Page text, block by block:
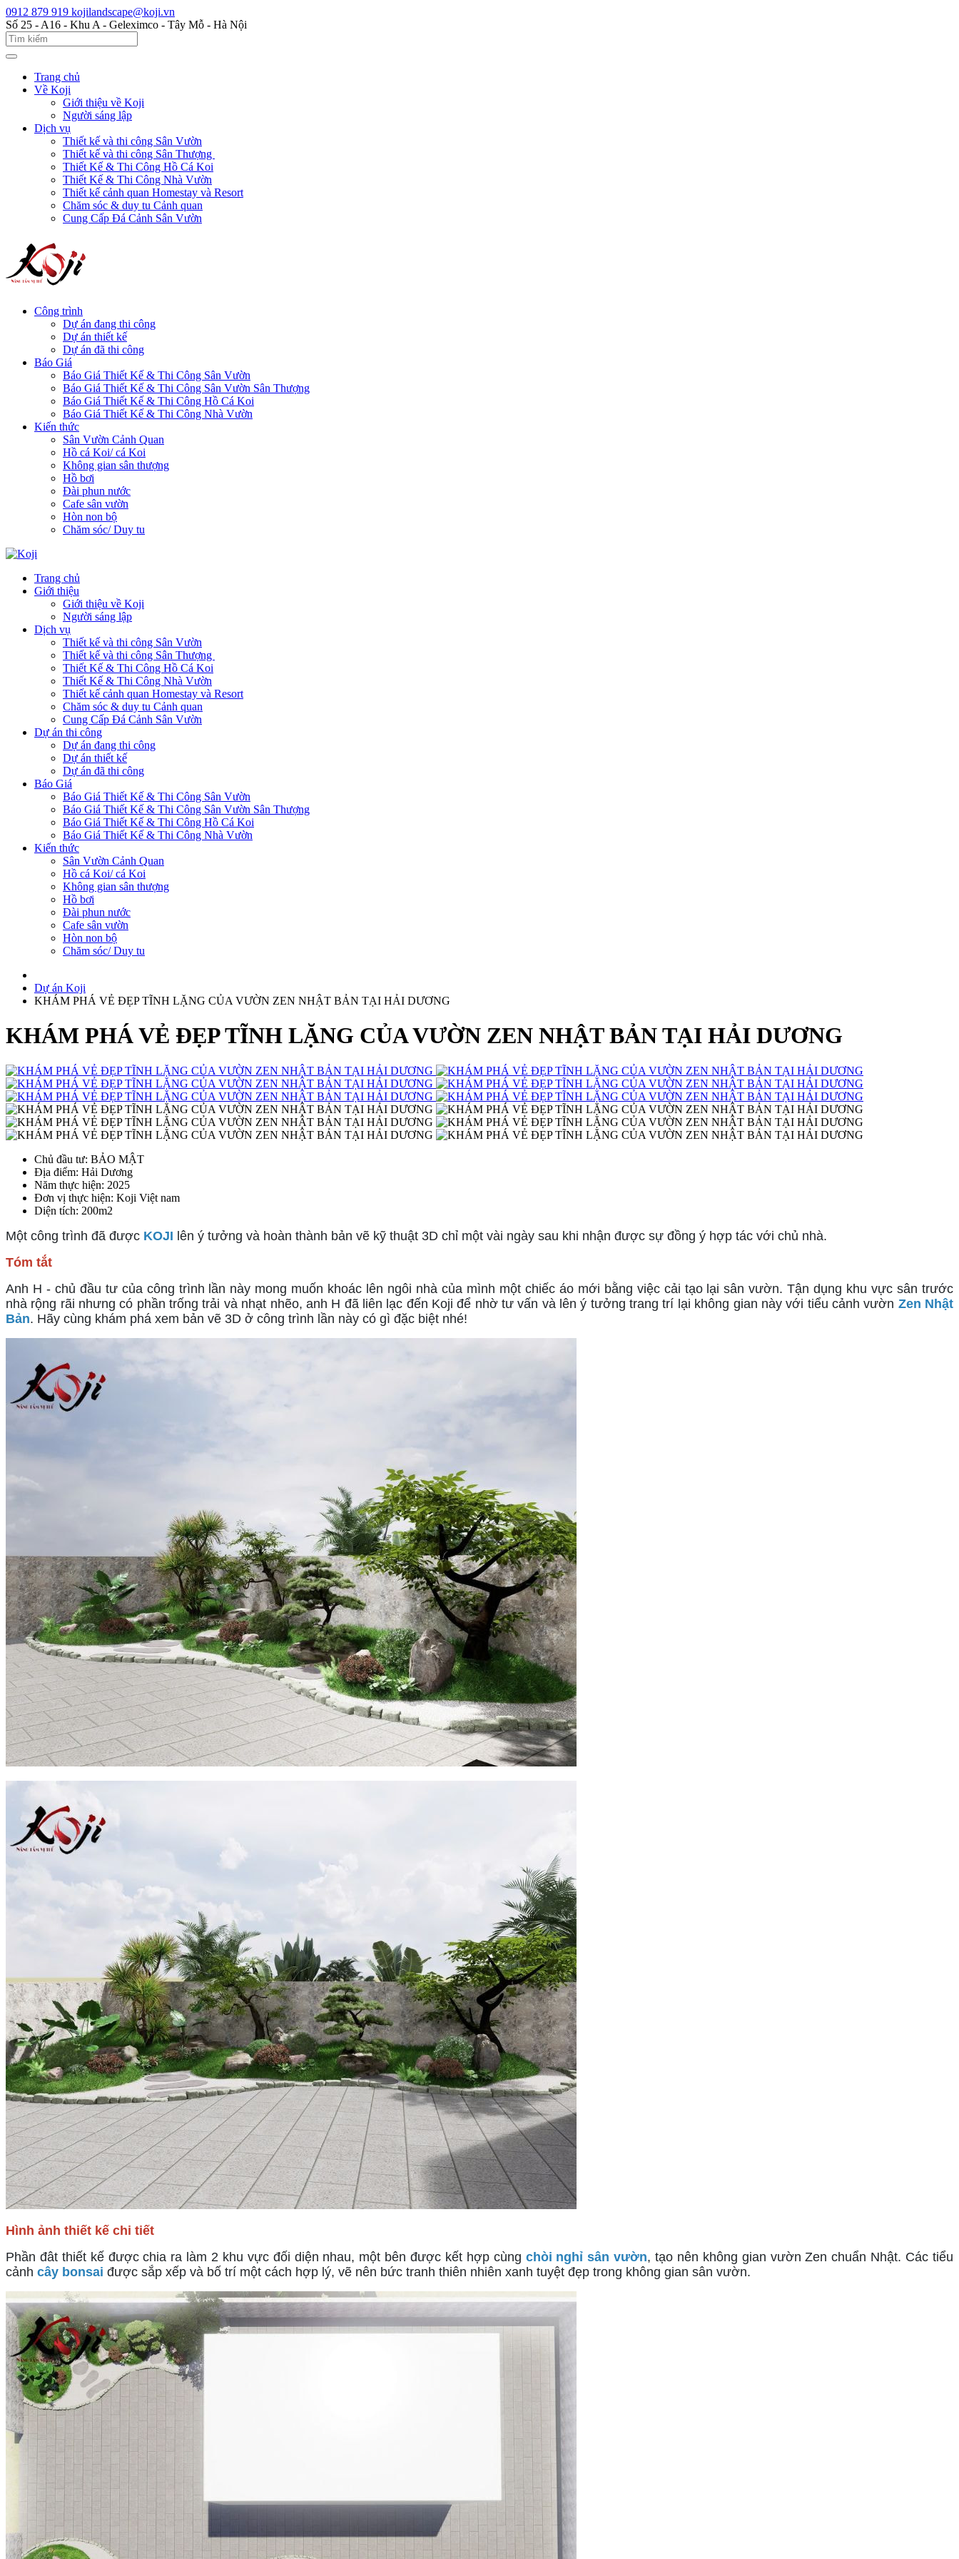
0912 879 919 kojilandscape@koji.vn
Số 25 - A16 - Khu A - Geleximco - Tây Mỗ - Hà Nội
Trang chủ
Về Koji
Giới thiệu về Koji
Người sáng lập
Dịch vụ
Thiết kế và thi công Sân Vườn
Thiết kế và thi công Sân Thượng
Thiết Kế & Thi Công Hồ Cá Koi
Thiết Kế & Thi Công Nhà Vườn
Thiết kế cảnh quan Homestay và Resort
Chăm sóc & duy tu Cảnh quan
Cung Cấp Đá Cảnh Sân Vườn
Công trình
Dự án đang thi công
Dự án thiết kế
Dự án đã thi công
Báo Giá
Báo Giá Thiết Kế & Thi Công Sân Vườn
Báo Giá Thiết Kế & Thi Công Sân Vườn Sân Thượng
Báo Giá Thiết Kế & Thi Công Hồ Cá Koi
Báo Giá Thiết Kế & Thi Công Nhà Vườn
Kiến thức
Sân Vườn Cảnh Quan
Hồ cá Koi/ cá Koi
Không gian sân thượng
Hồ bơi
Đài phun nước
Cafe sân vườn
Hòn non bộ
Chăm sóc/ Duy tu
Trang chủ
Giới thiệu
Giới thiệu về Koji
Người sáng lập
Dịch vụ
Thiết kế và thi công Sân Vườn
Thiết kế và thi công Sân Thượng
Thiết Kế & Thi Công Hồ Cá Koi
Thiết Kế & Thi Công Nhà Vườn
Thiết kế cảnh quan Homestay và Resort
Chăm sóc & duy tu Cảnh quan
Cung Cấp Đá Cảnh Sân Vườn
Dự án thi công
Dự án đang thi công
Dự án thiết kế
Dự án đã thi công
Báo Giá
Báo Giá Thiết Kế & Thi Công Sân Vườn
Báo Giá Thiết Kế & Thi Công Sân Vườn Sân Thượng
Báo Giá Thiết Kế & Thi Công Hồ Cá Koi
Báo Giá Thiết Kế & Thi Công Nhà Vườn
Kiến thức
Sân Vườn Cảnh Quan
Hồ cá Koi/ cá Koi
Không gian sân thượng
Hồ bơi
Đài phun nước
Cafe sân vườn
Hòn non bộ
Chăm sóc/ Duy tu
Dự án Koji
KHÁM PHÁ VẺ ĐẸP TĨNH LẶNG CỦA VƯỜN ZEN NHẬT BẢN TẠI HẢI DƯƠNG
KHÁM PHÁ VẺ ĐẸP TĨNH LẶNG CỦA VƯỜN ZEN NHẬT BẢN TẠI HẢI DƯƠNG
Chủ đầu tư: BẢO MẬT
Địa điểm: Hải Dương
Năm thực hiện: 2025
Đơn vị thực hiện: Koji Việt nam
Diện tích: 200m2
Một công trình đã được KOJI lên ý tưởng và hoàn thành bản vẽ kỹ thuật 3D chỉ một vài ngày sau khi nhận được sự đồng ý hợp tác với chủ nhà.
Tóm tắt
Anh H - chủ đầu tư của công trình lần này mong muốn khoác lên ngôi nhà của mình một chiếc áo mới bằng việc cải tạo lại sân vườn. Tận dụng khu vực sân trước
nhà rộng rãi nhưng có phần trống trải và nhạt nhẽo, anh H đã liên lạc đến Koji để nhờ tư vấn và lên ý tưởng trang trí lại không gian này với tiểu cảnh vườn Zen Nhật
Bản. Hãy cùng khám phá xem bản vẽ 3D ở công trình lần này có gì đặc biệt nhé!
Hình ảnh thiết kế chi tiết
Phần đât thiết kế được chia ra làm 2 khu vực đối diện nhau, một bên được kết hợp cùng chòi nghỉ sân vườn, tạo nên không gian vườn Zen chuẩn Nhật. Các tiểu
cảnh cây bonsai được sắp xếp và bố trí một cách hợp lý, vẽ nên bức tranh thiên nhiên xanh tuyệt đẹp trong không gian sân vườn.